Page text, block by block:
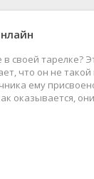
в своей
что он не
ему
оказывается,